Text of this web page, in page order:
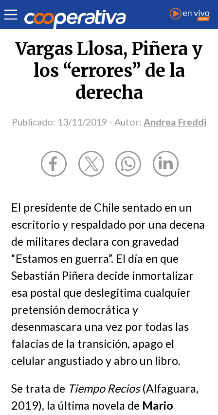
Opinión | Andrea Freddi
Vargas Llosa, Piñera y
los “errores” de la
derecha
Publicado: 13/11/2019 - Autor: Andrea Freddi
El presidente de Chile sentado en un
escritorio y respaldado por una decena
de militares declara con gravedad
“Estamos en guerra”. El día en que
Sebastián Piñera decide inmortalizar
esa postal que deslegitima cualquier
pretensión democrática y
desenmascara una vez por todas las
falacias de la transición, apago el
celular angustiado y abro un libro.
Se trata de Tiempo Recios(Alfaguara,
2019), la última novela de Mario